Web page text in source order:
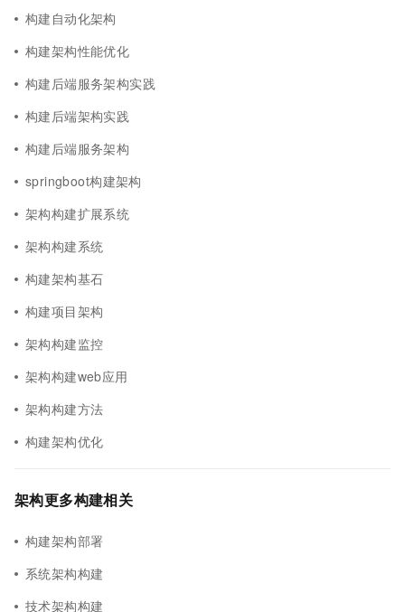
构建自动化架构
构建架构性能优化
构建后端服务架构实践
构建后端架构实践
构建后端服务架构
springboot构建架构
架构构建扩展系统
架构构建系统
构建架构基石
构建项目架构
架构构建监控
架构构建web应用
架构构建方法
构建架构优化
架构更多构建相关
构建架构部署
系统架构构建
技术架构构建